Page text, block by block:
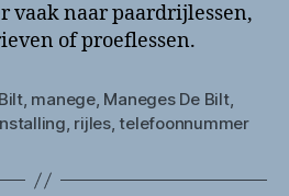
vaak naar paardrijlessen,
of proeflessen.
, manege, Maneges De Bilt,
, rijles,telefoonnummer